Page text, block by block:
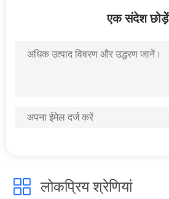
एक संदेश छोड़ें
लोकप्रिय श्रेणियां